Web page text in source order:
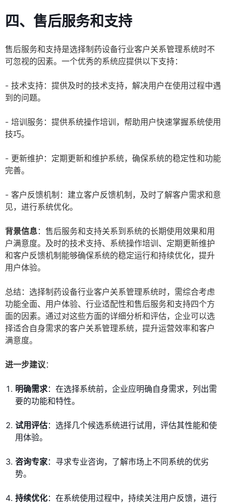
四、售后服务和支持
售后服务和支持是选择制药设备行业客户关系管理系统时不
可忽视的因素。一个优秀的系统应提供以下支持：
- 技术支持：提供及时的技术支持，解决用户在使用过程中遇
到的问题。
- 培训服务：提供系统操作培训，帮助用户快速掌握系统使用
技巧。
- 更新维护：定期更新和维护系统，确保系统的稳定性和功能
完善。
- 客户反馈机制：建立客户反馈机制，及时了解客户需求和意
见，进行系统优化。
背景信息：售后服务和支持关系到系统的长期使用效果和用
户满意度。及时的技术支持、系统操作培训、定期更新维护
和客户反馈机制能够确保系统的稳定运行和持续优化，提升
用户体验。
总结：选择制药设备行业客户关系管理系统时，需综合考虑
功能全面、用户体验、行业适配性和售后服务和支持四个方
面的因素。通过对这些方面的详细分析和评估，企业可以选
择适合自身需求的客户关系管理系统，提升运营效率和客户
满意度。
进一步建议：
明确需求：在选择系统前，企业应明确自身需求，列出需
要的功能和特性。
试用评估：选择几个候选系统进行试用，评估其性能和使
用体验。
咨询专家：寻求专业咨询，了解市场上不同系统的优劣
势。
持续优化：在系统使用过程中，持续关注用户反馈，进行